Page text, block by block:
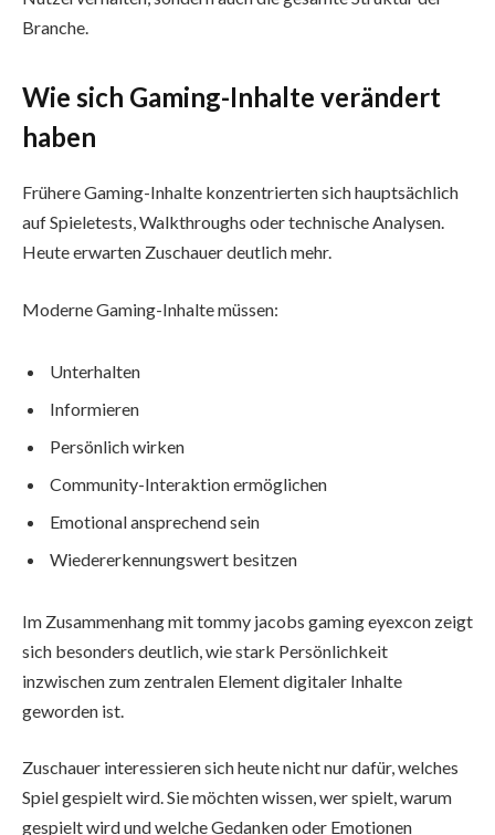
Branche.
Wie sich Gaming-Inhalte verändert
haben
Frühere Gaming-Inhalte konzentrierten sich hauptsächlich
auf Spieletests, Walkthroughs oder technische Analysen.
Heute erwarten Zuschauer deutlich mehr.
Moderne Gaming-Inhalte müssen:
Unterhalten
Informieren
Persönlich wirken
Community-Interaktion ermöglichen
Emotional ansprechend sein
Wiedererkennungswert besitzen
Im Zusammenhang mit tommy jacobs gaming eyexcon zeigt
sich besonders deutlich, wie stark Persönlichkeit
inzwischen zum zentralen Element digitaler Inhalte
geworden ist.
Zuschauer interessieren sich heute nicht nur dafür, welches
Spiel gespielt wird. Sie möchten wissen, wer spielt, warum
gespielt wird und welche Gedanken oder Emotionen